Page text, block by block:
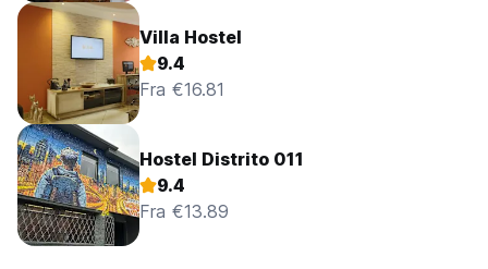
Villa Hostel
9.4
Fra €16.81
Hostel Distrito 011
9.4
Fra €13.89